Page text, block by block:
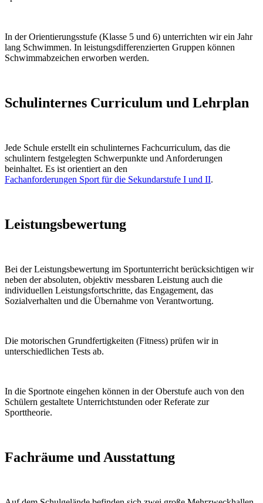
In der Orientierungsstufe (Klasse 5 und 6) unterrichten wir ein Jahr
lang Schwimmen. In leistungsdifferenzierten Gruppen können
Schwimmabzeichen erworben werden.
Schulinternes Curriculum und Lehrplan
Jede Schule erstellt ein schulinternes Fachcurriculum, das die
schulintern festgelegten Schwerpunkte und Anforderungen
beinhaltet. Es ist orientiert an den
Fachanforderungen Sport für die Sekundarstufe I und II.
Leistungsbewertung
Bei der Leistungsbewertung im Sportunterricht berücksichtigen wir
neben der absoluten, objektiv messbaren Leistung auch die
individuellen Leistungsfortschritte, das Engagement, das
Sozialverhalten und die Übernahme von Verantwortung.
Die motorischen Grundfertigkeiten (Fitness) prüfen wir in
unterschiedlichen Tests ab.
In die Sportnote eingehen können in der Oberstufe auch von den
Schülern gestaltete Unterrichtstunden oder Referate zur
Sporttheorie.
Fachräume und Ausstattung